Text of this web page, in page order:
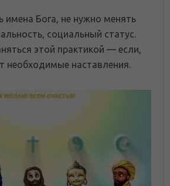
имена Бога, не нужно менять
социальный статус.
этой практикой — если,
необходимые наставления.